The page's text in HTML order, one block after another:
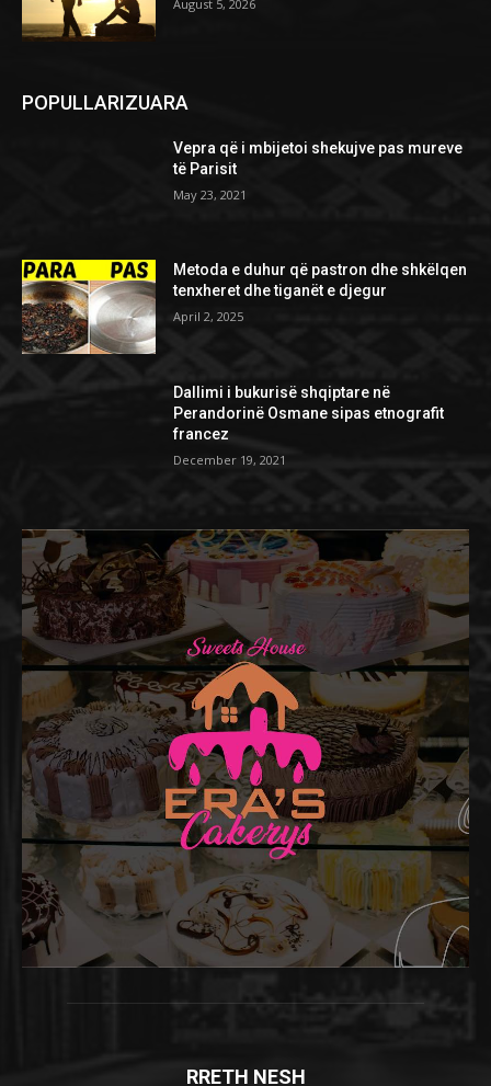
August 5, 2026
POPULLARIZUARA
Vepra që i mbijetoi shekujve pas mureve
të Parisit
May 23, 2021
Metoda e duhur që pastron dhe shkëlqen
tenxheret dhe tiganët e djegur
April 2, 2025
Dallimi i bukurisë shqiptare në
Perandorinë Osmane sipas etnografit
francez
December 19, 2021
RRETH NESH